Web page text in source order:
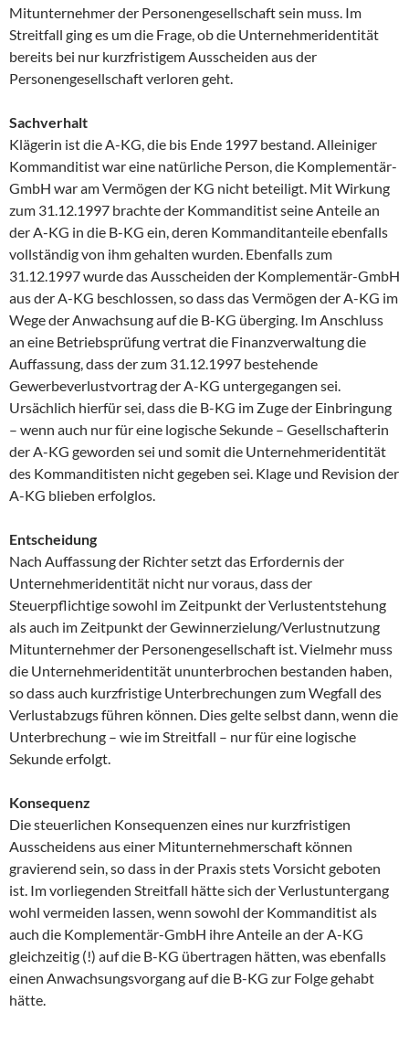
Mitunternehmer der Personengesellschaft sein muss. Im
Streitfall ging es um die Frage, ob die Unternehmeridentität
bereits bei nur kurzfristigem Ausscheiden aus der
Personengesellschaft verloren geht.
Sachverhalt
Klägerin ist die A-KG, die bis Ende 1997 bestand. Alleiniger
Kommanditist war eine natürliche Person, die Komplementär-
GmbH war am Vermögen der KG nicht beteiligt. Mit Wirkung
zum 31.12.1997 brachte der Kommanditist seine Anteile an
der A-KG in die B-KG ein, deren Kommanditanteile ebenfalls
vollständig von ihm gehalten wurden. Ebenfalls zum
31.12.1997 wurde das Ausscheiden der Komplementär-GmbH
aus der A-KG beschlossen, so dass das Vermögen der A-KG im
Wege der Anwachsung auf die B-KG überging. Im Anschluss
an eine Betriebsprüfung vertrat die Finanzverwaltung die
Auffassung, dass der zum 31.12.1997 bestehende
Gewerbeverlustvortrag der A-KG untergegangen sei.
Ursächlich hierfür sei, dass die B-KG im Zuge der Einbringung
– wenn auch nur für eine logische Sekunde – Gesellschafterin
der A-KG geworden sei und somit die Unternehmeridentität
des Kommanditisten nicht gegeben sei. Klage und Revision der
A-KG blieben erfolglos.
Entscheidung
Nach Auffassung der Richter setzt das Erfordernis der
Unternehmeridentität nicht nur voraus, dass der
Steuerpflichtige sowohl im Zeitpunkt der Verlustentstehung
als auch im Zeitpunkt der Gewinnerzielung/Verlustnutzung
Mitunternehmer der Personengesellschaft ist. Vielmehr muss
die Unternehmeridentität ununterbrochen bestanden haben,
so dass auch kurzfristige Unterbrechungen zum Wegfall des
Verlustabzugs führen können. Dies gelte selbst dann, wenn die
Unterbrechung – wie im Streitfall – nur für eine logische
Sekunde erfolgt.
Konsequenz
Die steuerlichen Konsequenzen eines nur kurzfristigen
Ausscheidens aus einer Mitunternehmerschaft können
gravierend sein, so dass in der Praxis stets Vorsicht geboten
ist. Im vorliegenden Streitfall hätte sich der Verlustuntergang
wohl vermeiden lassen, wenn sowohl der Kommanditist als
auch die Komplementär-GmbH ihre Anteile an der A-KG
gleichzeitig (!) auf die B-KG übertragen hätten, was ebenfalls
einen Anwachsungsvorgang auf die B-KG zur Folge gehabt
hätte.